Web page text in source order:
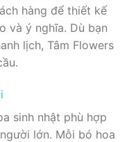
hàng để thiết kế
và ý nghĩa. Dù bạn
lịch, Tâm Flowers
sinh nhật phù hợp
lớn. Mỗi bó hoa